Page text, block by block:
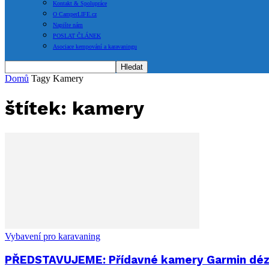
Kontakt & Spolupráce
O CamperLIFE.cz
Napište nám
POSLAT ČLÁNEK
Asociace kempování a karavaningu
Domů Tagy Kamery
štítek: kamery
Vybavení pro karavaning
PŘEDSTAVUJEME: Přídavné kamery Garmin